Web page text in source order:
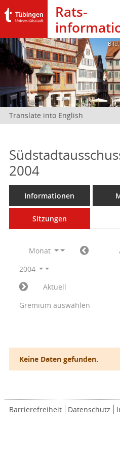
Rats­
Translate into English
2004
Informationen
Sitzungen
Monat
2004
Aktuell
Gremium auswählen
Keine Daten gefunden.
Barrierefreiheit Datenschutz